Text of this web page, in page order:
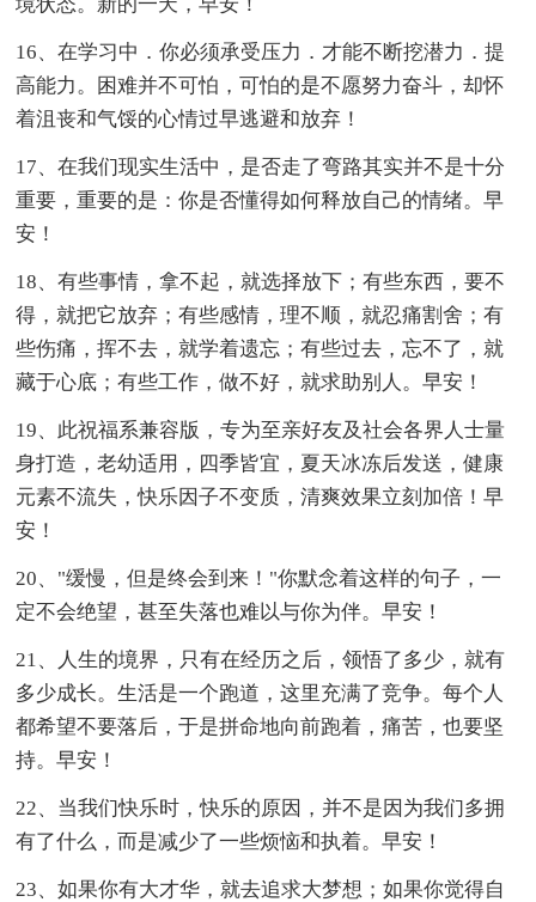
16、在学习中．你必须承受压力．才能不断挖潜力．提
高能力。困难并不可怕，可怕的是不愿努力奋斗，却怀
着沮丧和气馁的心情过早逃避和放弃！
17、在我们现实生活中，是否走了弯路其实并不是十分
重要，重要的是：你是否懂得如何释放自己的情绪。早
安！
18、有些事情，拿不起，就选择放下；有些东西，要不
得，就把它放弃；有些感情，理不顺，就忍痛割舍；有
些伤痛，挥不去，就学着遗忘；有些过去，忘不了，就
藏于心底；有些工作，做不好，就求助别人。早安！
19、此祝福系兼容版，专为至亲好友及社会各界人士量
身打造，老幼适用，四季皆宜，夏天冰冻后发送，健康
元素不流失，快乐因子不变质，清爽效果立刻加倍！早
安！
20、"缓慢，但是终会到来！"你默念着这样的句子，一
定不会绝望，甚至失落也难以与你为伴。早安！
21、人生的境界，只有在经历之后，领悟了多少，就有
多少成长。生活是一个跑道，这里充满了竞争。每个人
都希望不要落后，于是拼命地向前跑着，痛苦，也要坚
持。早安！
22、当我们快乐时，快乐的原因，并不是因为我们多拥
有了什么，而是减少了一些烦恼和执着。早安！
23、如果你有大才华，就去追求大梦想；如果你觉得自